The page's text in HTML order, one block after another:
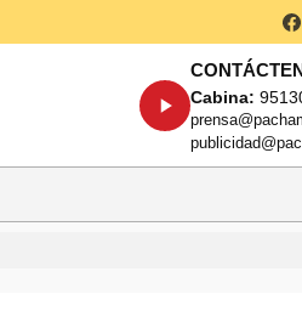
Cabina: